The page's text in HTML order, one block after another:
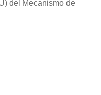
del Mecanismo de